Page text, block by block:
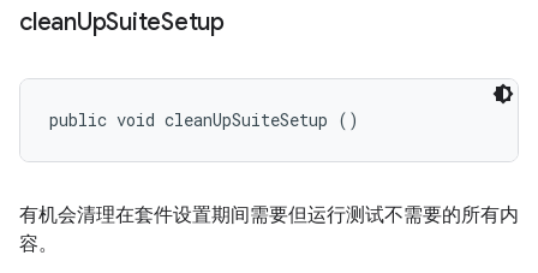
cleanUpSuiteSetup
public void cleanUpSuiteSetup ()
有机会清理在套件设置期间需要但运行测试不需要的所有内
容。